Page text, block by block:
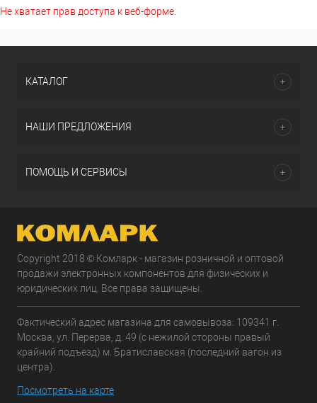
Не хватает прав доступа к веб-форме.
КАТАЛОГ
НАШИ ПРЕДЛОЖЕНИЯ
ПОМОЩЬ И СЕРВИСЫ
Copyright 2018 © Комларк - магазин розничной и оптовой
продажи электронных компонентов для физических и
юридических лиц. Все права защищены.
Фактический адрес магазина для самовывоза: 109341 г.
Москва, ул. Перерва, д. 49 (с нежилой стороны правый
крайний подъезд) м. Братиславская (последний вагон из
центра).
Посмотреть на карте